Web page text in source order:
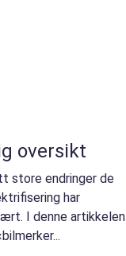
oversikt
store endringer de
har
I denne artikkelen